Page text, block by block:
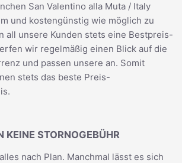
San Valentino alla Muta / Italy
und kostengünstig wie möglich zu
all unsere Kunden stets eine Bestpreis-
wir regelmäßig einen Blick auf die
und passen unsere an. Somit
stets das beste Preis-
KEINE STORNOGEBÜHR
nach Plan. Manchmal lässt es sich